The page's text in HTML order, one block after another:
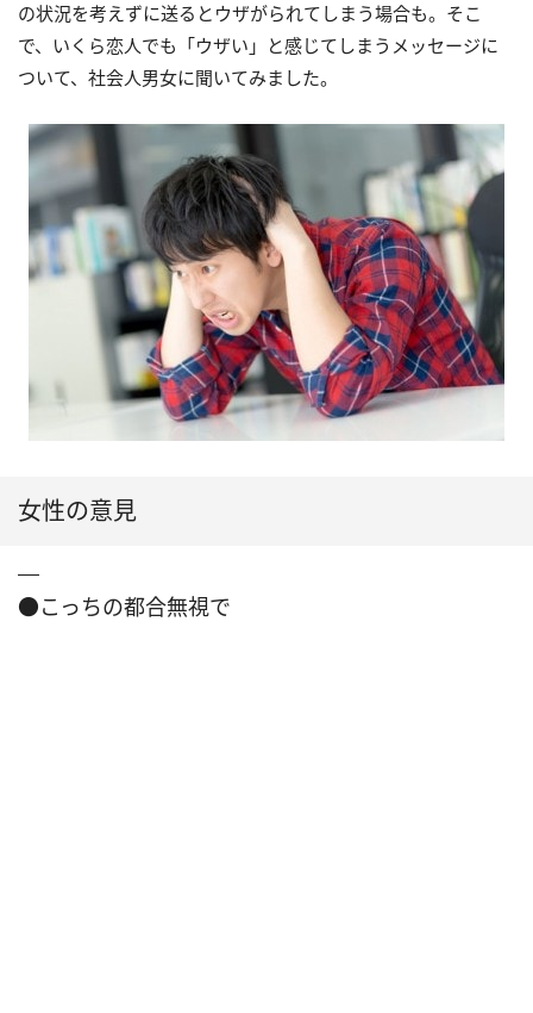
の状況を考えずに送るとウザがられてしまう場合も。そこ
で、いくら恋人でも「ウザい」と感じてしまうメッセージに
ついて、社会人男女に聞いてみました。
女性の意見
●こっちの都合無視で